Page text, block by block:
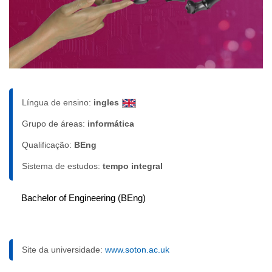
Língua de ensino: ingles
Grupo de áreas: informática
Qualificação: BEng
Sistema de estudos: tempo integral
Bachelor of Engineering (BEng)
Site da universidade: www.soton.ac.uk